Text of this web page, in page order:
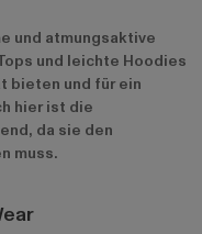
und atmungsaktive
und leichte Hoodies
bieten und für ein
hier ist die
da sie den
muss.